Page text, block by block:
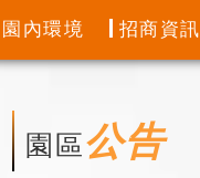
園內環境 招商資訊
園區公告